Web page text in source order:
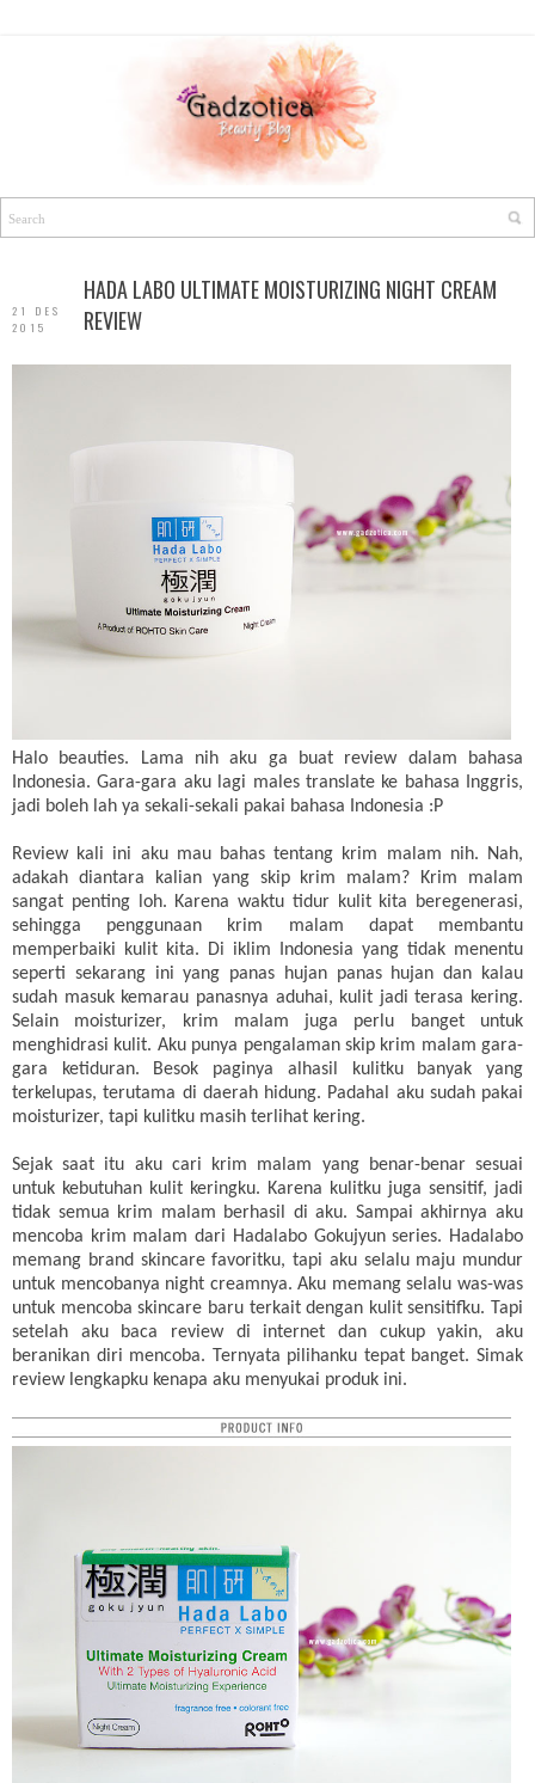
21 DES
2015
HADA LABO ULTIMATE MOISTURIZING NIGHT CREAM
REVIEW
Halo beauties. Lama nih aku ga buat review dalam bahasa
Indonesia. Gara-gara aku lagi males translate ke bahasa Inggris,
jadi boleh lah ya sekali-sekali pakai bahasa Indonesia :P
Review kali ini aku mau bahas tentang krim malam nih. Nah,
adakah diantara kalian yang skip krim malam? Krim malam
sangat penting loh. Karena waktu tidur kulit kita beregenerasi,
sehingga penggunaan krim malam dapat membantu
memperbaiki kulit kita. Di iklim Indonesia yang tidak menentu
seperti sekarang ini yang panas hujan panas hujan dan kalau
sudah masuk kemarau panasnya aduhai, kulit jadi terasa kering.
Selain moisturizer, krim malam juga perlu banget untuk
menghidrasi kulit. Aku punya pengalaman skip krim malam gara-
gara ketiduran. Besok paginya alhasil kulitku banyak yang
terkelupas, terutama di daerah hidung. Padahal aku sudah pakai
moisturizer, tapi kulitku masih terlihat kering.
Sejak saat itu aku cari krim malam yang benar-benar sesuai
untuk kebutuhan kulit keringku. Karena kulitku juga sensitif, jadi
tidak semua krim malam berhasil di aku. Sampai akhirnya aku
mencoba krim malam dari Hadalabo Gokujyun series. Hadalabo
memang brand skincare favoritku, tapi aku selalu maju mundur
untuk mencobanya night creamnya. Aku memang selalu was-was
untuk mencoba skincare baru terkait dengan kulit sensitifku. Tapi
setelah aku baca review di internet dan cukup yakin, aku
beranikan diri mencoba. Ternyata pilihanku tepat banget. Simak
review lengkapku kenapa aku menyukai produk ini.